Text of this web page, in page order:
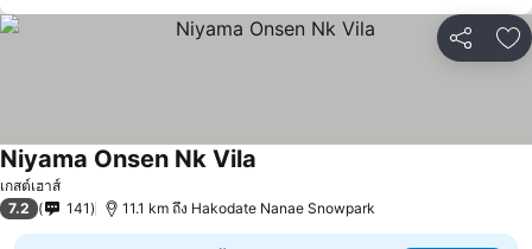
แชร์ เ
เกสต์เฮาส์
Niyama Onsen Nk Vila
7.2 141 11.1 km ถึง Hakodate Nanae Snowpark